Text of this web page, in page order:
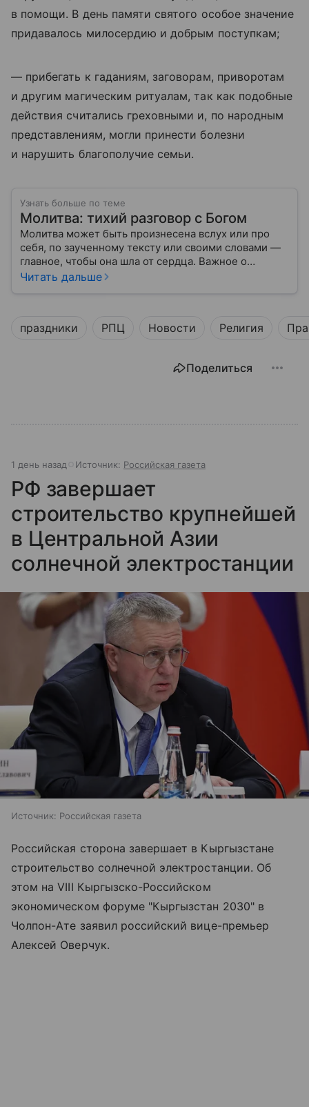
в помощи. В день памяти святого особое значение
придавалось милосердию и добрым поступкам;
— прибегать к гаданиям, заговорам, приворотам
и другим магическим ритуалам, так как подобные
действия считались греховными и, по народным
представлениям, могли принести болезни
и нарушить благополучие семьи.
Узнать больше по теме
Молитва: тихий разговор с Богом
Молитва может быть произнесена вслух или про
себя, по заученному тексту или своими словами —
главное, чтобы она шла от сердца. Важное о
значении молитв — в нашем материале.
Читать дальше
праздники РПЦ Новости Религия
Поделиться
1 день назад Источник: Российская газета
РФ завершает
строительство крупнейшей
в Центральной Азии
солнечной электростанции
Источник: Российская газета
Российская сторона завершает в Кыргызстане
строительство солнечной электростанции. Об
этом на VIII Кыргызско-Российском
экономическом форуме "Кыргызстан 2030" в
Чолпон-Ате заявил российский вице-премьер
Алексей Оверчук.